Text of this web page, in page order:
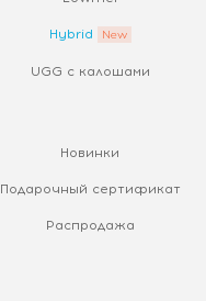
Hybrid
UGG с калошами
Новинки
Подарочный сертификат
Распродажа